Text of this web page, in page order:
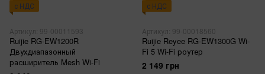
с НДС
Артикул: 99-00011593
Ruijie RG-EW1200R
Двухдиапазонный
расширитель Mesh Wi-Fi
с НДС
Артикул: 99-00018560
Ruijie Reyee RG-EW1300G Wi-
Fi 5 Wi-Fi роутер
2 149 грн